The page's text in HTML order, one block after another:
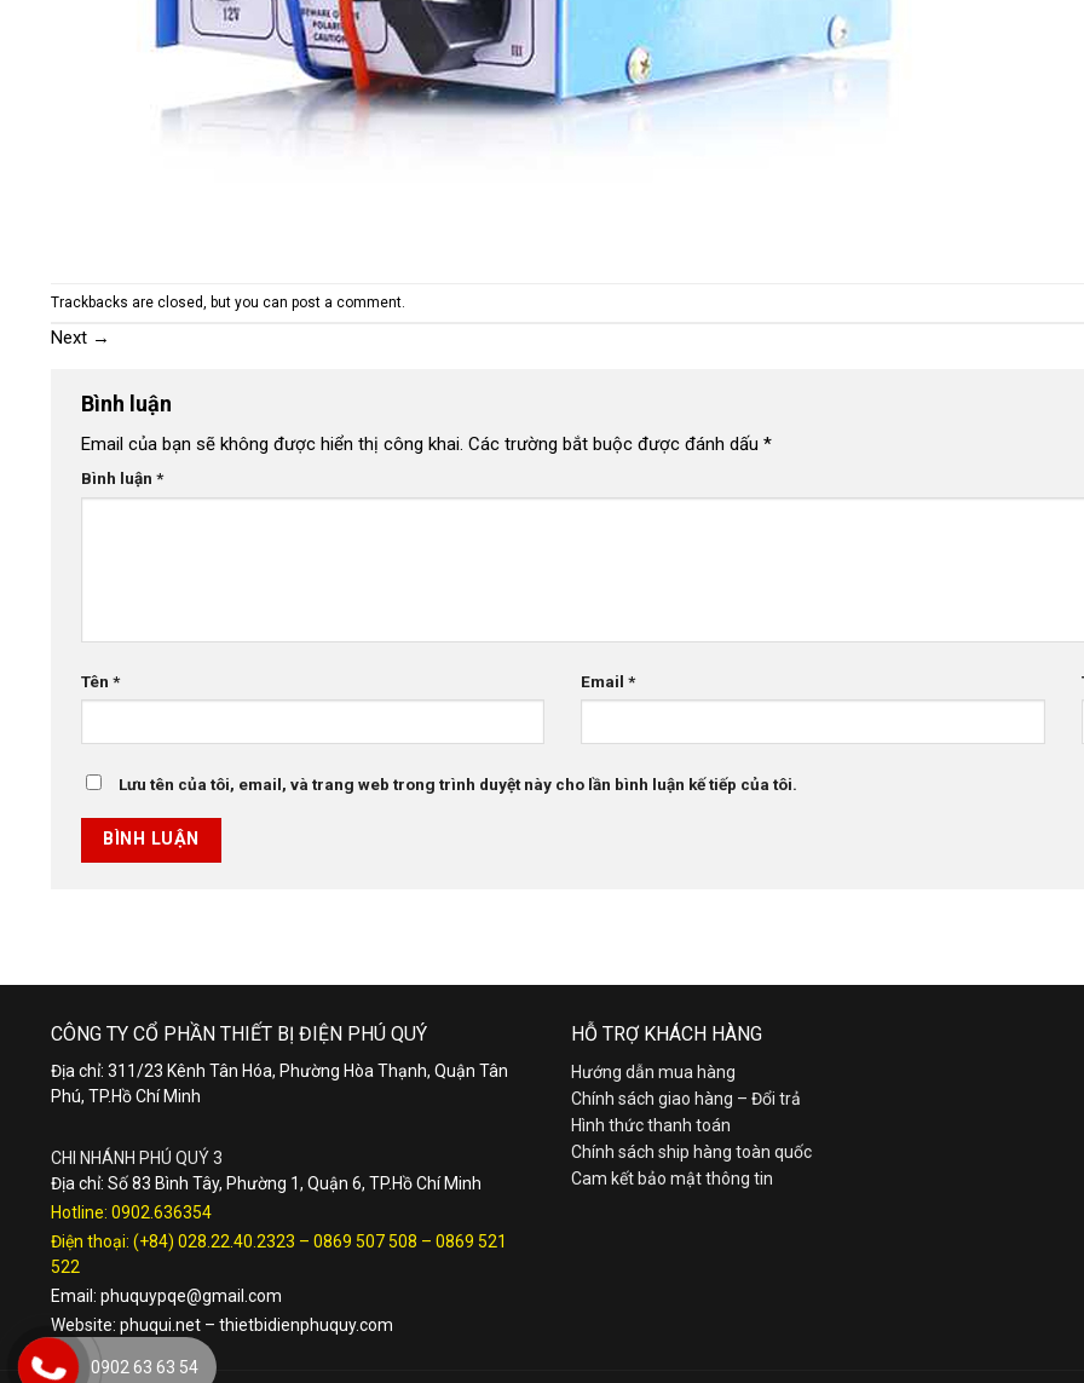
Trackbacks are closed, but you can post a comment
Next →
Bình luận
Email của bạn sẽ không được hiển thị công khai. Các trường bắt buộc được đánh dấu *
Bình luận *
Tên * Email*
Lưu tên của tôi, email, và trang web trong trình duyệt này cho lần bình luận kế tiếp của tôi.
CÔNG TY CỔ PHẦN THIẾT BỊ ĐIỆN PHÚ QUÝ
Địa chỉ: 311/23 Kênh Tân Hóa, Phường Hòa Thạnh, Quận Tân
Phú, TP.Hồ Chí Minh
CHI NHÁNH PHÚ QUÝ 3
Địa chỉ: Số 83 Bình Tây, Phường 1, Quận 6, TP.Hồ Chí Minh
Hotline: 0902.636354
Điện thoại: (+84) 028.22.40.2323 – 0869 507 508 – 0869 521
522
Email: phuquypqe@gmail.com
Website: phuqui.net – thietbidienphuquy.com
HỖ TRỢ KHÁCH HÀNG
Hướng dẫn mua hàng
Chính sách giao hàng – Đổi trả
Hình thức thanh toán
Chính sách ship hàng toàn quốc
Cam kết bảo mật thông tin
0902 63 63 54